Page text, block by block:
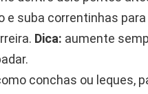
e suba correntinhas para
Dica: aumente
conchas ou leques,